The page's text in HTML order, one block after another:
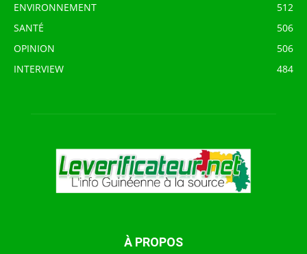
ENVIRONNEMENT
512
SANTÉ
506
OPINION
506
INTERVIEW
484
À PROPOS